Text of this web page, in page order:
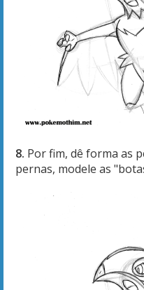
8. Por fim, dê forma as
pernas, modele as